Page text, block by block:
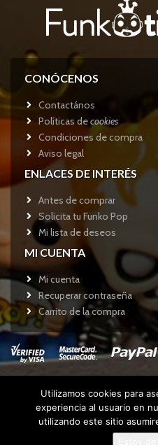
CONÓCENOS
Contactános
Políticas decookies
Condiciones de compra
Aviso legal
ENLACES DE INTERÉS
Antes de comprar
Solicita tu Funko Pop
Mi lista de deseos
MI CUENTA
Mi cuenta
Recuperar contraseña
Carrito de la compra
Copyright © 2017
Utilizamos cookies para
experiencia al usuario en
utilizando este sitio